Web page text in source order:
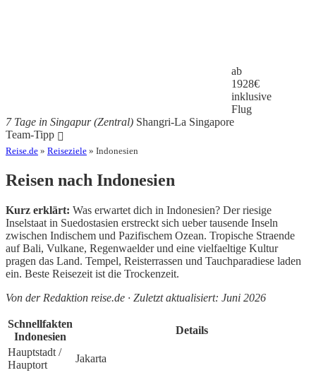
ab
1928€
inklusive
Flug
7 Tage in Singapur (Zentral) Shangri-La Singapore
Team-Tipp
Reise.de » Reiseziele » Indonesien
Reisen nach Indonesien
Kurz erklärt: Was erwartet dich in Indonesien? Der riesige
Inselstaat in Suedostasien erstreckt sich ueber tausende Inseln
zwischen Indischem und Pazifischem Ozean. Tropische Straende
auf Bali, Vulkane, Regenwaelder und eine vielfaeltige Kultur
pragen das Land. Tempel, Reisterrassen und Tauchparadiese laden
ein. Beste Reisezeit ist die Trockenzeit.
Von der Redaktion reise.de · Zuletzt aktualisiert: Juni 2026
Schnellfakten
Indonesien
Details
Hauptstadt /
Hauptort
Jakarta